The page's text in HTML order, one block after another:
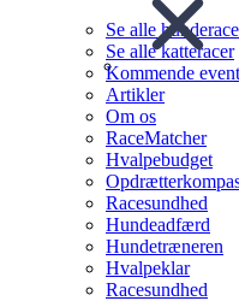
Se alle
Se alle katteracer
Kommende
Artikler
Om os
RaceMatcher
Hvalpebudget
Racesundhed
Hundeadfærd
Hundetræneren
Hvalpeklar
Racesundhed